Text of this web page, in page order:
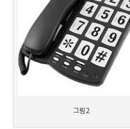
그림2